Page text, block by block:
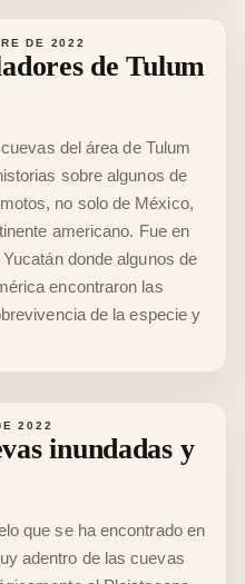
DE 2022
de Tulum
del área de Tulum
sobre algunos de
no solo de México,
americano. Fue en
donde algunos de
encontraron las
de la especie y
2022
inundadas y
que se ha encontrado en
adentro de las cuevas